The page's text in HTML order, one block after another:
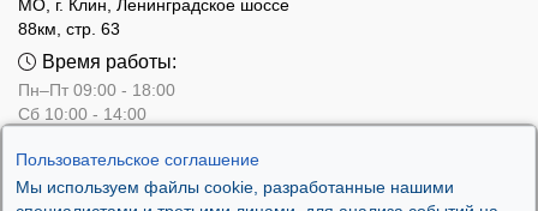
Пользовательское соглашение
Мы используем файлы cookie, разработанные нашими
МО, г. Клин, Ленинградское шоссе
88км, стр. 63
Время работы:
Пн–Пт 09:00 - 18:00
Сб 10:00 - 14:00